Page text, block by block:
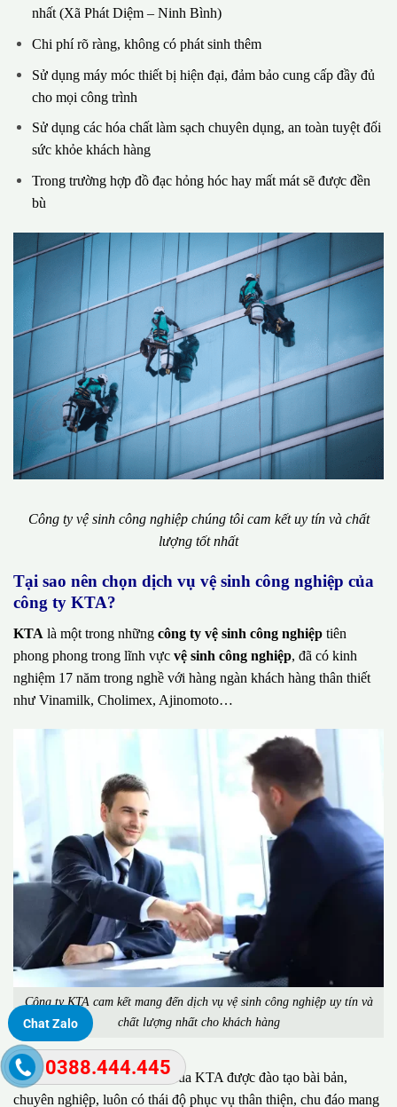
nhất (Xã Phát Diệm – Ninh Bình)
Chi phí rõ ràng, không có phát sinh thêm
Sử dụng máy móc thiết bị hiện đại, đảm bảo cung cấp đầy đủ
cho mọi công trình
Sử dụng các hóa chất làm sạch chuyên dụng, an toàn tuyệt đối
sức khỏe khách hàng
Trong trường hợp đồ đạc hỏng hóc hay mất mát sẽ được đền
bù
Công ty vệ sinh công nghiệp chúng tôi cam kết uy tín và chất
lượng tốt nhất
Tại sao nên chọn dịch vụ vệ sinh công nghiệp của
công ty KTA?
KTA là một trong những công ty vệ sinh công nghiệp tiên
phong phong trong lĩnh vực vệ sinh công nghiệp, đã có kinh
nghiệm 17 năm trong nghề với hàng ngàn khách hàng thân thiết
như Vinamilk, Cholimex, Ajinomoto…
Công ty KTA cam kết mang đến dịch vụ vệ sinh công nghiệp uy tín và
chất lượng nhất cho khách hàng
Đặc biệt, đội ngũ nhân viên của KTA được đào tạo bài bản,
chuyên nghiệp, luôn có thái độ phục vụ thân thiện, chu đáo mang
Chat Zalo
0388.444.445